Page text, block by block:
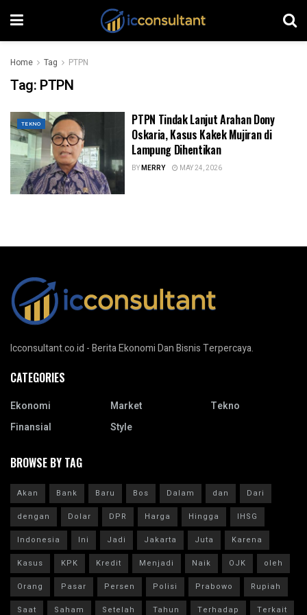
Home Tag PTPN
Tag: PTPN
TEKNO
PTPN Tindak Lanjut Arahan Dony
Oskaria, Kasus Kakek Mujiran di
Lampung Dihentikan
BYMERRY MAY 24, 2026
Icconsultant.co.id - Berita Ekonomi Dan Bisnis Terpercaya.
CATEGORIES
Ekonomi
Finansial
Market
Style
Tekno
BROWSE BY TAG
Akan Bank Baru Bos Dalam dan
Dari
dengan
Dolar DPR Harga Hingga
IHSG
Indonesia
Ini Jadi Jakarta Juta
Karena
Kasus
KPK Kredit Menjadi Naik OJK
oleh
Orang
Pasar Persen Polisi Prabowo
Rupiah
Saat
Saham Setelah Tahun Terhadap Terkait